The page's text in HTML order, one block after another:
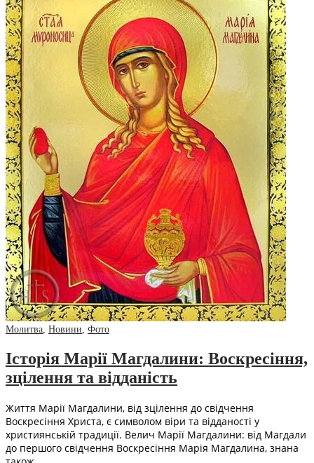
Молитва, Новини, Фото
Історія Марії Магдалини: Воскресіння,
зцілення та відданість
Життя Марії Магдалини, від зцілення до свідчення
Воскресіння Христа, є символом віри та відданості у
християнській традиції. Велич Марії Магдалини: від Магдали
до першого свідчення Воскресіння Марія Магдалина, знана